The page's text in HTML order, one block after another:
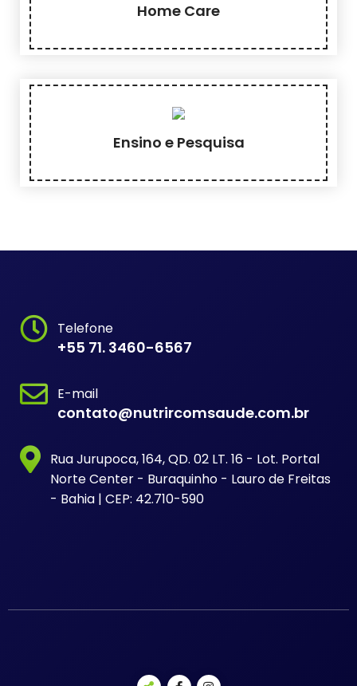
Home Care
Ensino e Pesquisa
Telefone
+55 71. 3460-6567
E-mail
contato@nutrircomsaude.com.br
Rua Jurupoca, 164, QD. 02 LT. 16 - Lot. Portal
Norte Center - Buraquinho - Lauro de Freitas
- Bahia | CEP: 42.710-590